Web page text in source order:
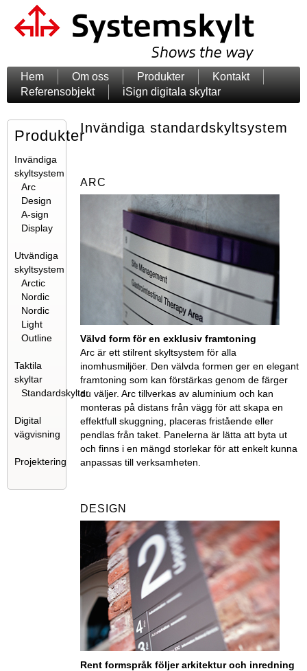
Hem Om oss Produkter
Kontakt
Referensobjekt
iSign digitala skyltar
Produkter
Invändiga
skyltsystem
Arc
Design
A-sign
Display
Utvändiga
skyltsystem
Arctic
Nordic
Nordic
Light
Outline
Taktila
skyltar
Standardskyltar
Digital
vägvisning
Projektering
Invändiga standardskyltsystem
ARC
Välvd form för en exklusiv framtoning
Arc är ett stilrent skyltsystem för alla
inomhusmiljöer. Den välvda formen ger en elegant
framtoning som kan förstärkas genom de färger
du väljer. Arc tillverkas av aluminium och kan
monteras på distans från vägg för att skapa en
effektfull skuggning, placeras fristående eller
pendlas från taket. Panelerna är lätta att byta ut
och finns i en mängd storlekar för att enkelt kunna
anpassas till verksamheten.
DESIGN
Rent formspråk följer arkitektur och inredning